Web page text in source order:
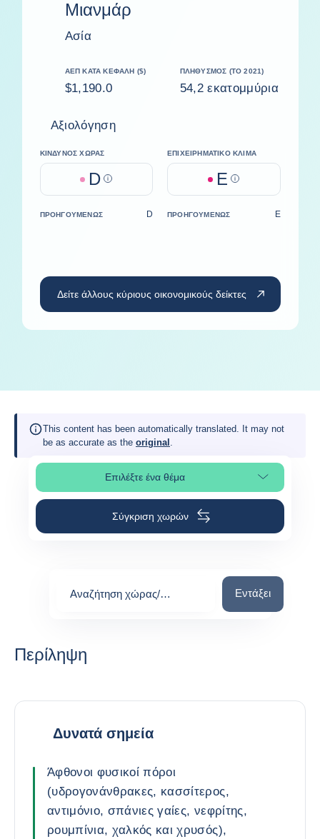
Μιανμάρ
Ασία
ΑΕΠ ΚΑΤΆ ΚΕΦΑΛΉ ($)
$1,190.0
ΠΛΗΘΥΣΜΌΣ (ΤΟ 2021)
54,2 εκατομμύρια
Αξιολόγηση
ΚΊΝΔΥΝΟΣ ΧΏΡΑΣ
D Help
ΕΠΙΧΕΙΡΗΜΑΤΙΚΌ ΚΛΊΜΑ
E Help
ΠΡΟΗΓΟΥΜΈΝΩΣ D ΠΡΟΗΓΟΥΜΈΝΩΣ E
Δείτε άλλους κύριους οικονομικούς δείκτες
This content has been automatically translated. It may not
be as accurate as the original .
Επιλέξτε ένα θέμαΕπιλέξτε τμήμα της σελίδας
Σύγκριση χωρών
Αναζήτηση χώρας/
Αναζήτηση
Εντάξει
Περίληψη
Δυνατά σημεία
Άφθονοι φυσικοί πόροι
(υδρογονάνθρακες, κασσίτερος,
αντιμόνιο, σπάνιες γαίες, νεφρίτης,
ρουμπίνια, χαλκός και χρυσός),